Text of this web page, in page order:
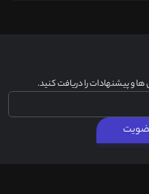
و پیشنهادات را دریافت کنید.